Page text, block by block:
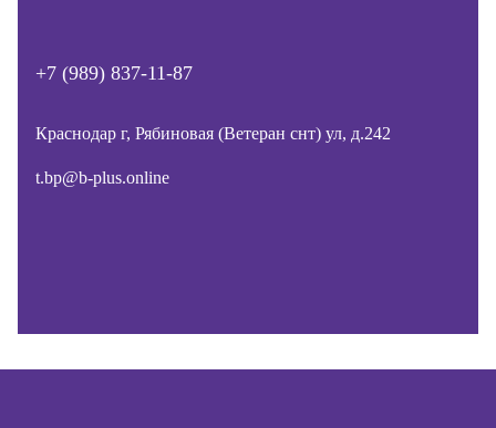
+7 (989) 837-11-87
Краснодар г, Рябиновая (Ветеран снт) ул, д.242
t.bp@b-plus.online